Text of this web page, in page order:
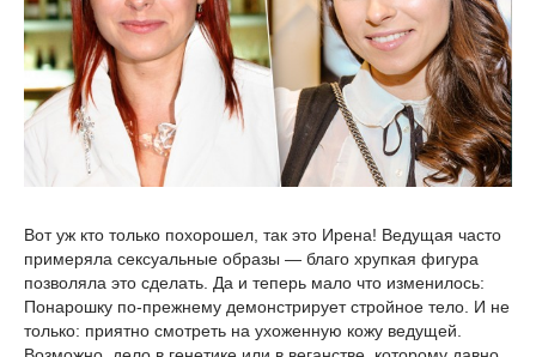
Вот уж кто только похорошел, так это Ирена! Ведущая часто
примеряла сексуальные образы — благо хрупкая фигура
позволяла это сделать. Да и теперь мало что изменилось:
Понарошку по‑прежнему демонстрирует стройное тело. И не
только: приятно смотреть на ухоженную кожу ведущей.